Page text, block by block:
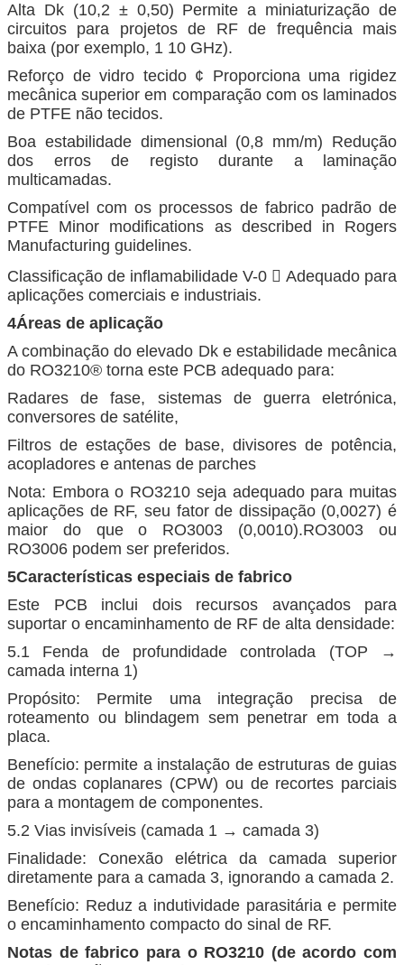
Alta Dk (10,2 ± 0,50) Permite a miniaturização de
circuitos para projetos de RF de frequência mais
baixa (por exemplo, 1 10 GHz).
Reforço de vidro tecido ¢ Proporciona uma rigidez
mecânica superior em comparação com os laminados
de PTFE não tecidos.
Boa estabilidade dimensional (0,8 mm/m) Redução
dos erros de registo durante a laminação
multicamadas.
Compatível com os processos de fabrico padrão de
PTFE Minor modifications as described in Rogers
Manufacturing guidelines.
Classificação de inflamabilidade V-0  Adequado para
aplicações comerciais e industriais.
4Áreas de aplicação
A combinação do elevado Dk e estabilidade mecânica
do RO3210® torna este PCB adequado para:
Radares de fase, sistemas de guerra eletrónica,
conversores de satélite,
Filtros de estações de base, divisores de potência,
acopladores e antenas de parches
Nota: Embora o RO3210 seja adequado para muitas
aplicações de RF, seu fator de dissipação (0,0027) é
maior do que o RO3003 (0,0010).RO3003 ou
RO3006 podem ser preferidos.
5Características especiais de fabrico
Este PCB inclui dois recursos avançados para
suportar o encaminhamento de RF de alta densidade:
5.1 Fenda de profundidade controlada (TOP →
camada interna 1)
Propósito: Permite uma integração precisa de
roteamento ou blindagem sem penetrar em toda a
placa.
Benefício: permite a instalação de estruturas de guias
de ondas coplanares (CPW) ou de recortes parciais
para a montagem de componentes.
5.2 Vias invisíveis (camada 1 → camada 3)
Finalidade: Conexão elétrica da camada superior
diretamente para a camada 3, ignorando a camada 2.
Benefício: Reduz a indutividade parasitária e permite
o encaminhamento compacto do sinal de RF.
Notas de fabrico para o RO3210 (de acordo com